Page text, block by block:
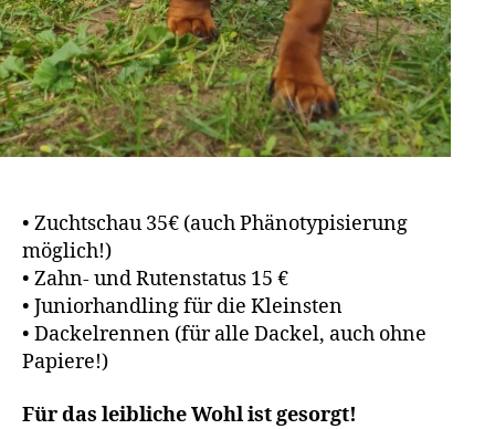
• Zuchtschau 35€ (auch Phänotypisierung
möglich!)
• Zahn- und Rutenstatus 15 €
• Juniorhandling für die Kleinsten
• Dackelrennen (für alle Dackel, auch ohne
Papiere!)
Für das leibliche Wohl ist gesorgt!